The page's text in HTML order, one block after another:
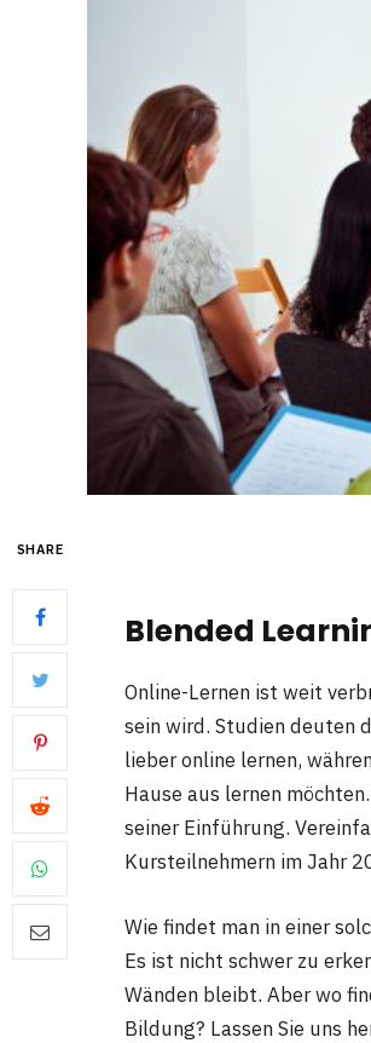
SHARE
Blended
Online-Lernen ist weit
sein wird. Studien deuten
lieber online lernen,
Hause aus lernen
seiner Einführung.
Kursteilnehmern im Jahr
Wie findet man in einer
Es ist nicht schwer zu
Wänden bleibt. Aber wo
Bildung? Lassen Sie uns